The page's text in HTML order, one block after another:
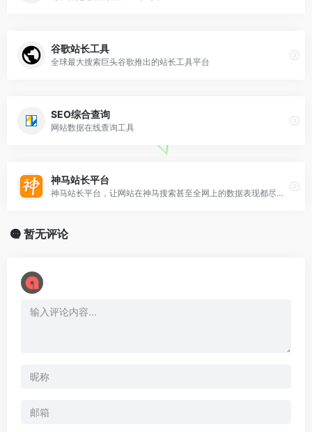
谷歌站长工具
全球最大搜索巨头谷歌推出的站长工具平台
SEO综合查询
网站数据在线查询工具
神马站长平台
神马站长平台，让网站在神马搜索甚至全网上的数据表现都尽在掌握。秉承与网站互动互通，共建搜索内容生态的理念，在网[…]
暂无评论